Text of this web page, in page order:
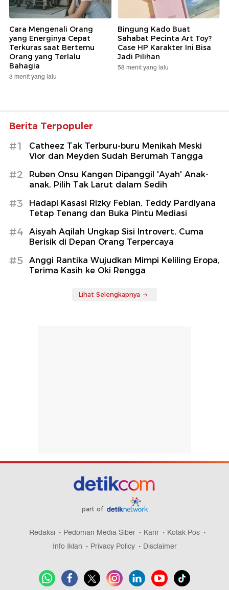
Cara Mengenali Orang
yang Energinya Cepat
Terkuras saat Bertemu
Orang yang Terlalu
Bahagia
3 menit yang lalu
Bingung Kado Buat
Sahabat Pecinta Art Toy?
Case HP Karakter Ini Bisa
Jadi Pilihan
58 menit yang lalu
Berita Terpopuler
#1
Catheez Tak Terburu-buru Menikah Meski
Vior dan Meyden Sudah Berumah Tangga
#2
Ruben Onsu Kangen Dipanggil 'Ayah' Anak-
anak, Pilih Tak Larut dalam Sedih
#3
Hadapi Kasasi Rizky Febian, Teddy Pardiyana
Tetap Tenang dan Buka Pintu Mediasi
#4
Aisyah Aqilah Ungkap Sisi Introvert, Cuma
Berisik di Depan Orang Terpercaya
#5
Anggi Rantika Wujudkan Mimpi Keliling Eropa,
Terima Kasih ke Oki Rengga
Lihat Selengkapnya
part of
Redaksi Pedoman Media Siber Karir
Kotak Pos
Info Iklan
Privacy Policy Disclaimer